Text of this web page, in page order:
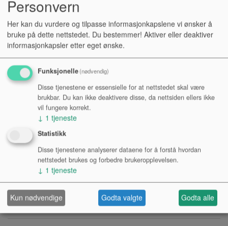
The original Rute design built for all-around playing across
many musical styles
Kr 450,-NOK
Antall:
Tilgjengelighet:
Personvern
Her kan du vurdere og tilpasse informasjonkapslene vi ønsker å
bruke på dette nettstedet. Du bestemmer! Aktiver eller deaktiver
informasjonkapsler etter eget ønske.
Funksjonelle(nødvendig)
Disse tjenestene er essensielle for at nettstedet skal være
brukbar. Du kan ikke deaktivere disse, da nettsiden ellers ikke
vil fungere korrekt.
↓ 1 tjeneste
Statistikk
Disse tjenestene analyserer dataene for å forstå hvordan
nettstedet brukes og forbedre brukeropplevelsen.
↓ 1 tjeneste
Kun nødvendige Godta valgte Godta alle